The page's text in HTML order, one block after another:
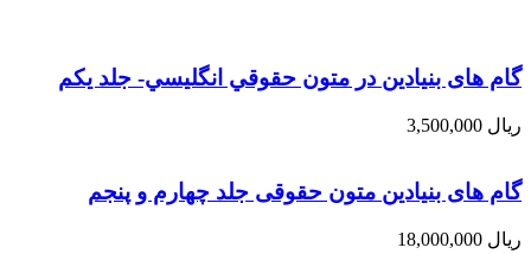
گام های بنیادین در متون حقوقي انگليسي- جلد يكم
ریال
گام های بنیادین متون حقوقی جلد چهارم و پنجم
ریال